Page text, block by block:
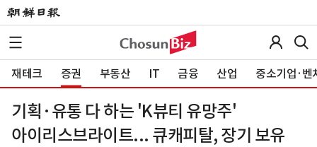
재테크 증권 부동산 IT 금융 산업 중소기업·벤
기획·유통 다 하는 'K뷰티 유망주'
아이리스브라이트... 큐캐피탈, 장기 보유